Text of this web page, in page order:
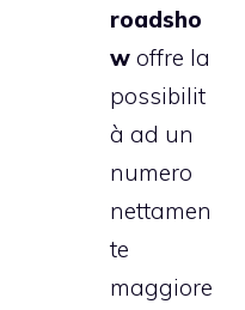
roadsho
w offre la
possibilit
à ad un
numero
nettamen
te
maggiore